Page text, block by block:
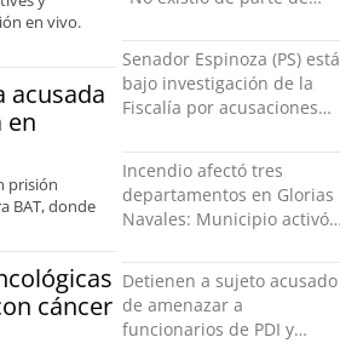
en vivo.
acusada
en
prisión
BAT, donde
cáncer
violencia física ni verbal"
Senador Espinoza (PS) está
bajo investigación de la
Fiscalía por acusaciones
su pareja
Incendio afectó tres
departamentos en Glorias
Navales: Municipio activó
damnificadas
Detienen a sujeto acusado
de amenazar a
funcionarios de PDI y